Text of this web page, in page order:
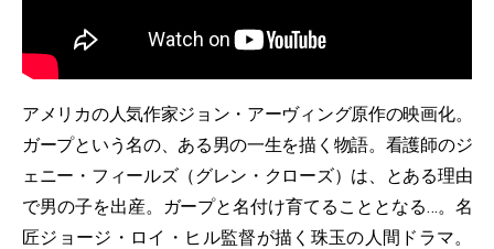
アメリカの人気作家ジョン・アーヴィング原作の映画化。
ガープという名の、ある男の一生を描く物語。看護師のジ
ェニー・フィールズ（グレン・クローズ）は、とある理由
で男の子を出産。ガープと名付け育てることとなる…。名
匠ジョージ・ロイ・ヒル監督が描く珠玉の人間ドラマ。